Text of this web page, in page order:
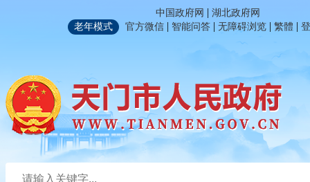
中国政府网 | 湖北政府网
老年模式
官方微信 | 智能问答 | 无障碍浏览 | 繁體 |